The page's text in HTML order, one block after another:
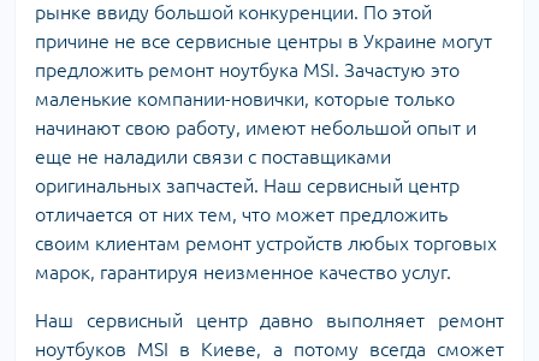
рынке ввиду большой конкуренции. По этой
причине не все сервисные центры в Украине могут
предложить ремонт ноутбука MSI. Зачастую это
маленькие компании-новички, которые только
начинают свою работу, имеют небольшой опыт и
еще не наладили связи с поставщиками
оригинальных запчастей. Наш сервисный центр
отличается от них тем, что может предложить
своим клиентам ремонт устройств любых торговых
марок, гарантируя неизменное качество услуг.
Наш сервисный центр давно выполняет ремонт
ноутбуков MSI в Киеве, а потому всегда сможет